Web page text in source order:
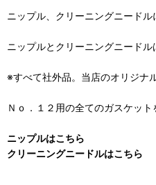
ニップル、クリーニングニードル
ニップルとクリーニングニードル
※すべて社外品。当店のオリジナ
Ｎｏ．１２用の全てのガスケッ
ニップルはこちら
クリーニングニードルはこちら